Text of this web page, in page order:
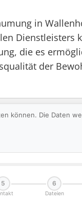
in
Dienstleisters
die es
der
können. Die Daten
5 6
Dateien